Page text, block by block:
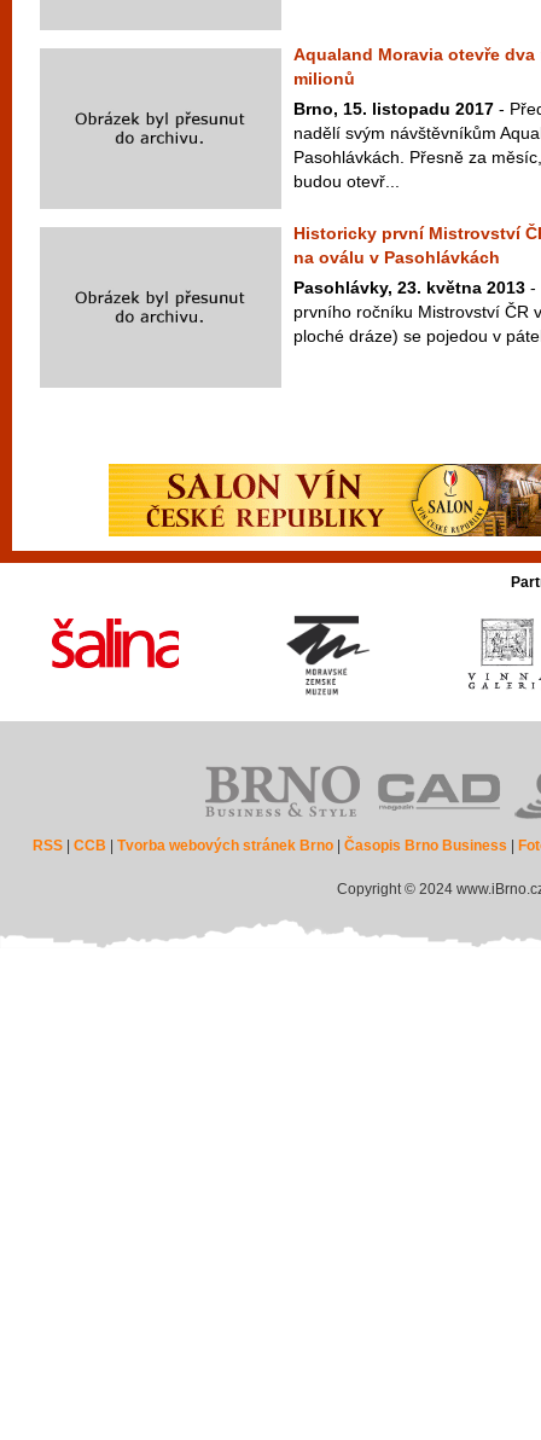
Aqualand Moravia otevře
milionů
Brno, 15. listopadu 2017 -
nadělí svým návštěvníkům
Pasohlávkách. Přesně za
budou otevř...
Historicky první Mistrovství
na oválu v Pasohlávkách
Pasohlávky, 23. května 2013 -
prvního ročníku Mistrovství ČR
ploché dráze) se pojedou v
RSS |CCB |Tvorba webových stránek Brno |Časopis Brno Business
Copyright © 2024